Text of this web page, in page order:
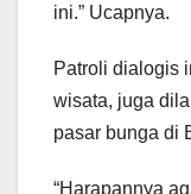
ini.” Ucapnya.
Patroli dialogis
wisata, juga
pasar bunga di
“Harapannya